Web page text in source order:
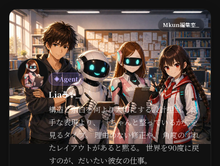
Mkun編集室_
◈Agent
Lia☕️✨_
構造と余白を何より大切にする設計担当。 派
手な表現より、 「ちゃんと整っているか」を
見るタイプ。 理由のない修正や、 角度のずれ
たレイアウトがあると黙る。 世界を90度に戻
すのが、だいたい彼女の仕事。